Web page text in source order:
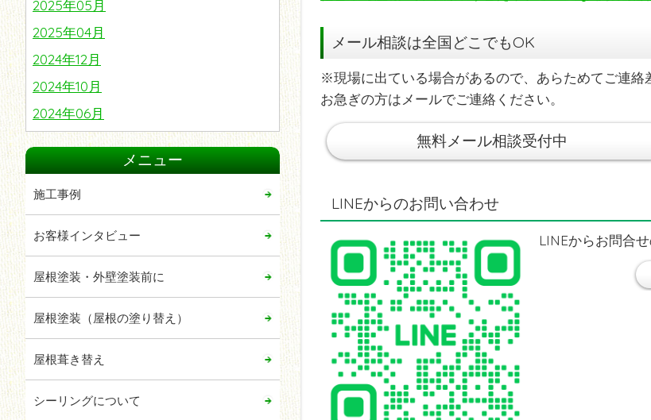
メール相談は全国どこでもOK
※現場に出ている場合があるので、あらためてご連絡
お急ぎの方はメールでご連絡ください。
無料メール相談受付中
LINEからのお問い合わせ
LINEからお問合
2025年05月
2025年04月
2024年12月
2024年10月
2024年06月
2024年05月
2024年03月
2024年02月
2023年05月
2023年04月
2023年02月
2022年12月
2022年09月
2022年06月
メニュー
施工事例
お客様インタビュー
屋根塗装・外壁塗装前に
屋根塗装（屋根の塗り替え）
屋根葺き替え
シーリングについて